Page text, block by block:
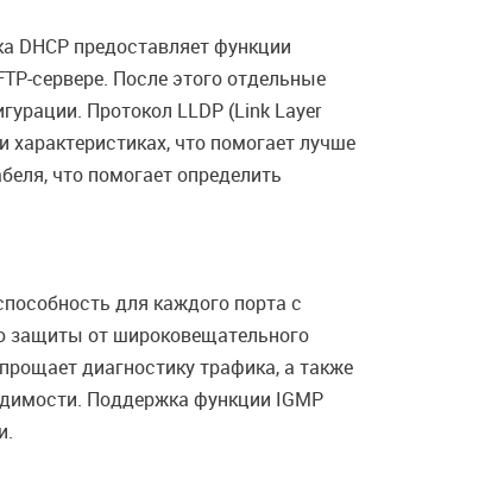
DHCP предоставляет функции
сервере. После этого отдельные
Протокол LLDP (Link Layer
что помогает лучше
что помогает определить
для каждого порта с
защиты от широковещательного
диагностику трафика, а также
Поддержка функции IGMP